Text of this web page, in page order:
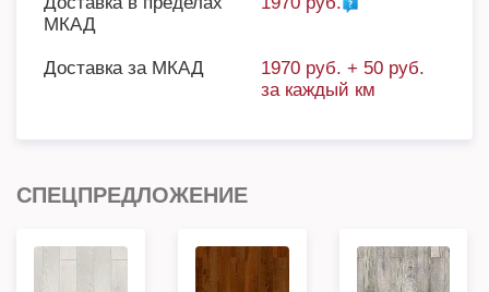
МКАД
Доставка за МКАД
1970 руб. + 50 руб.
за каждый км
СПЕЦПРЕДЛОЖЕНИЕ